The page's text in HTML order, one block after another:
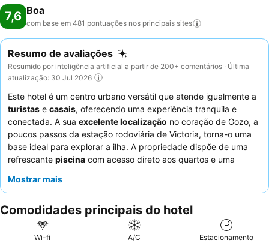
7,6 Boa
com base em 481 pontuações nos principais sites
Resumo de avaliações
Resumido por inteligência artificial a partir de 200+ comentários · Última
atualização: 30 Jul 2026
Este hotel é um centro urbano versátil que atende igualmente a
turistas e casais, oferecendo uma experiência tranquila e
conectada. A sua excelente localização no coração de Gozo, a
poucos passos da estação rodoviária de Victoria, torna-o uma
base ideal para explorar a ilha. A propriedade dispõe de uma
refrescante piscina com acesso direto aos quartos e uma
consistentemente os
estadia mais tranquila, considere solicitar um quarto virado para
o jardim.
Mostrar mais
Comodidades principais do hotel
Wi-fi A/C Estacionamento